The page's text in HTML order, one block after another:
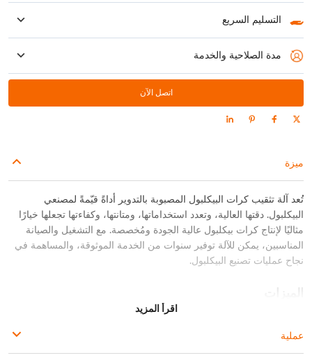
التسليم السريع
مدة الصلاحية والخدمة
صيانة مجانية لمدة عام (ضمان لمدة 18 شهرًا للمحرك ومحول التردد وPLC وذراع
اتصل الآن
ميزة
تُعد آلة تثقيب كرات البيكلبول المصبوبة بالتدوير أداةً قيّمةً لمصنعي
البيكلبول. دقتها العالية، وتعدد استخداماتها، ومتانتها، وكفاءتها تجعلها خيارًا
مثاليًا لإنتاج كرات بيكلبول عالية الجودة ومُخصصة. مع التشغيل والصيانة
المناسبين، يمكن للآلة توفير سنوات من الخدمة الموثوقة، والمساهمة في
نجاح عمليات تصنيع البيكلبول.
كرات المخلل. هذا يضمن توزيع الثقوب بالتساوي وبالحجم المناسب،
اقرأ المزيد
عملية